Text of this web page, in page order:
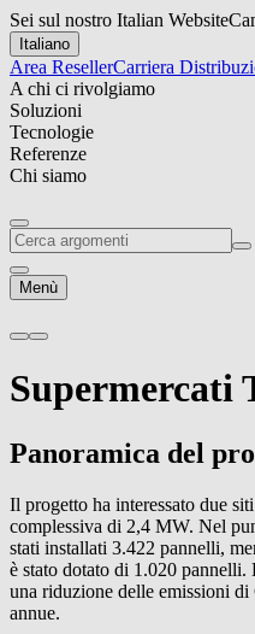
Sei sul nostro Italian Website
Italiano
Area ResellerCarriera
A chi ci rivolgiamo
Soluzioni
Tecnologie
Referenze
Chi siamo
Menù
Supermercati
Panoramica del
Il progetto ha interessato due
complessiva di 2,4 MW. Nel
stati installati 3.422 pannelli,
è stato dotato di 1.020
una riduzione delle emissioni
annue.